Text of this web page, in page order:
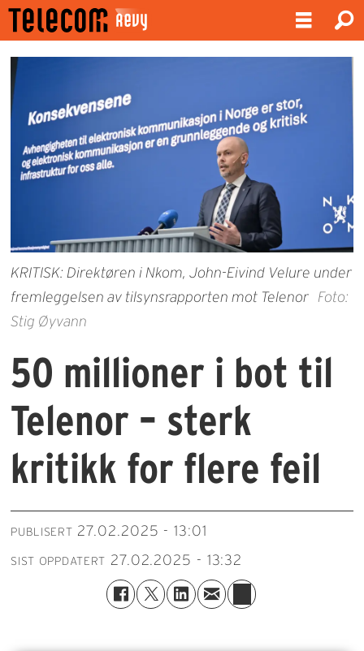
KRITISK: Direktøren i Nkom, John-Eivind Velure under
fremleggelsen av tilsynsrapporten mot Telenor Foto:
Stig Øyvann
50 millioner i bot til
Telenor – sterk
kritikk for flere feil
PUBLISERT 27.02.2025 - 13:01
SIST OPPDATERT 27.02.2025 - 13:32